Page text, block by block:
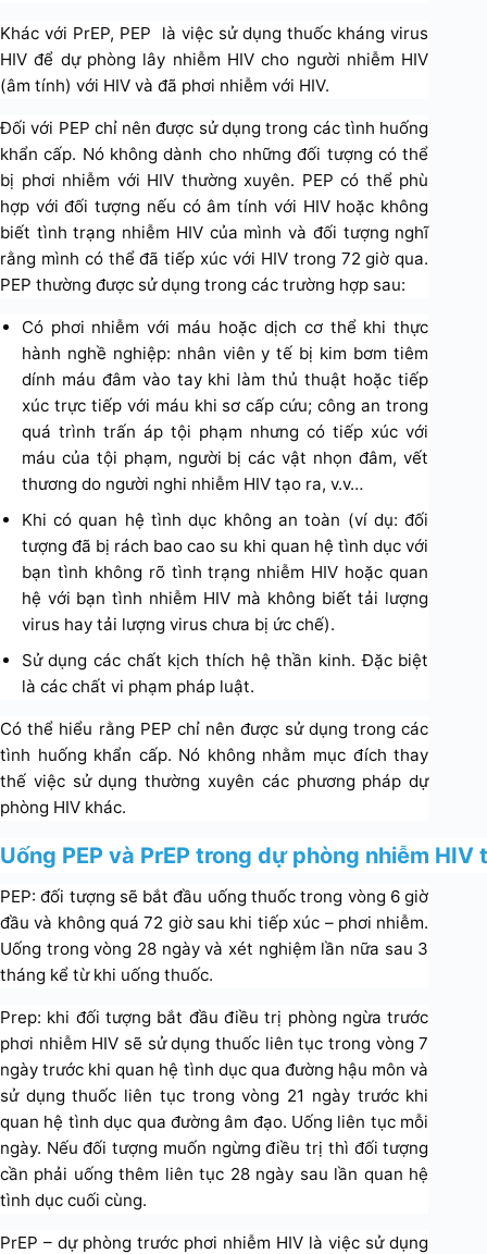
Khác với PrEP, PEP là việc sử dụng thuốc kháng virus
HIV để dự phòng lây nhiễm HIV cho người nhiễm HIV
(âm tính) với HIV và đã phơi nhiễm với HIV.
Đối với PEP chỉ nên được sử dụng trong các tình huống
khẩn cấp. Nó không dành cho những đối tượng có thể
bị phơi nhiễm với HIV thường xuyên. PEP có thể phù
hợp với đối tượng nếu có âm tính với HIV hoặc không
biết tình trạng nhiễm HIV của mình và đối tượng nghĩ
rằng mình có thể đã tiếp xúc với HIV trong 72 giờ qua.
PEP thường được sử dụng trong các trường hợp sau:
Có phơi nhiễm với máu hoặc dịch cơ thể khi thực
hành nghề nghiệp: nhân viên y tế bị kim bơm tiêm
dính máu đâm vào tay khi làm thủ thuật hoặc tiếp
xúc trực tiếp với máu khi sơ cấp cứu; công an trong
quá trình trấn áp tội phạm nhưng có tiếp xúc với
máu của tội phạm, người bị các vật nhọn đâm, vết
thương do người nghi nhiễm HIV tạo ra, v.v…
Khi có quan hệ tình dục không an toàn (ví dụ: đối
tượng đã bị rách bao cao su khi quan hệ tình dục với
bạn tình không rõ tình trạng nhiễm HIV hoặc quan
hệ với bạn tình nhiễm HIV mà không biết tải lượng
virus hay tải lượng virus chưa bị ức chế).
Sử dụng các chất kịch thích hệ thần kinh. Đặc biệt
là các chất vi phạm pháp luật.
Có thể hiểu rằng PEP chỉ nên được sử dụng trong các
tình huống khẩn cấp. Nó không nhằm mục đích thay
thế việc sử dụng thường xuyên các phương pháp dự
phòng HIV khác.
Uống PEP và PrEP trong dự phòng nhiễm HIV
PEP: đối tượng sẽ bắt đầu uống thuốc trong vòng 6 giờ
đầu và không quá 72 giờ sau khi tiếp xúc – phơi nhiễm.
Uống trong vòng 28 ngày và xét nghiệm lần nữa sau 3
tháng kể từ khi uống thuốc.
Prep: khi đối tượng bắt đầu điều trị phòng ngừa trước
phơi nhiễm HIV sẽ sử dụng thuốc liên tục trong vòng 7
ngày trước khi quan hệ tình dục qua đường hậu môn và
sử dụng thuốc liên tục trong vòng 21 ngày trước khi
quan hệ tình dục qua đường âm đạo. Uống liên tục mỗi
ngày. Nếu đối tượng muốn ngừng điều trị thì đối tượng
cần phải uống thêm liên tục 28 ngày sau lần quan hệ
tình dục cuối cùng.
PrEP – dự phòng trước phơi nhiễm HIV là việc sử dụng